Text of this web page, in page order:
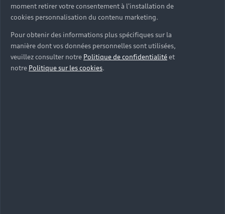
moment retirer votre consentement à l'installation de
cookies personnalisation du contenu marketing.
Pour obtenir des informations plus spécifiques sur la
manière dont vos données personnelles sont utilisées,
veuillez consulter notre Politique de confidentialitéet
notre Politique sur les cookies.